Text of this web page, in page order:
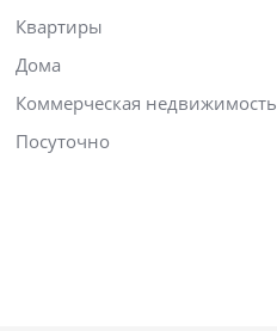
Квартиры
Дома
Коммерческая недвижимость
Посуточно